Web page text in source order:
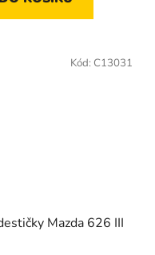
Mazda 626 III
Kód: C13031